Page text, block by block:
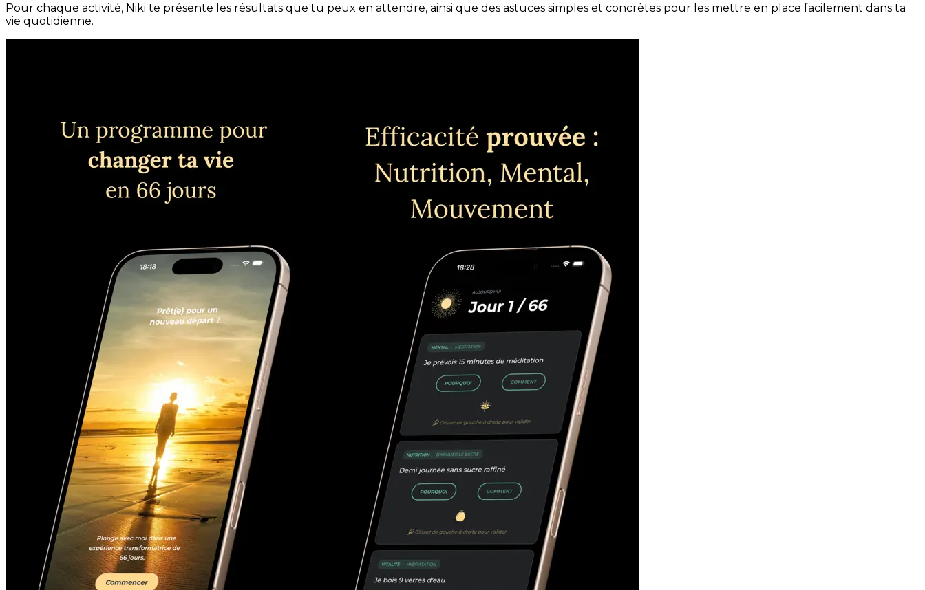
Pour chaque activité, Niki te présente les résultats que tu peux en attendre, ainsi que des astuces simples et concrètes pour les mettre en place facilement dans ta
vie quotidienne.